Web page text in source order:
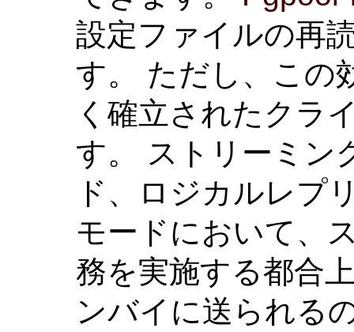
設定ファイルの再
す。 ただし、この
く確立されたクラ
す。 ストリーミン
ド、ロジカルレプ
モードにおいて、
務を実施する都合
ンバイに送られる